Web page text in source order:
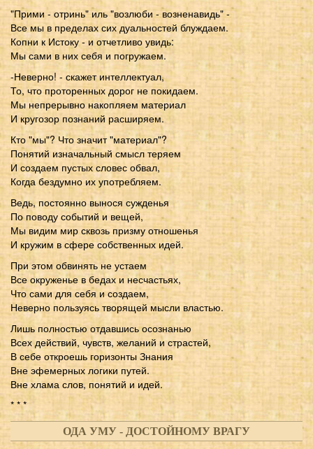
"Прими - отринь" иль "возлюби - возненавидь" -
Все мы в пределах сих дуальностей блуждаем.
Копни к Истоку - и отчетливо увидь:
Мы сами в них себя и погружаем.
-Неверно! - скажет интеллектуал,
То, что проторенных дорог не покидаем.
Мы непрерывно накопляем материал
И кругозор познаний расширяем.
Кто "мы"? Что значит "материал"?
Понятий изначальный смысл теряем
И создаем пустых словес обвал,
Когда бездумно их употребляем.
Ведь, постоянно вынося сужденья
По поводу событий и вещей,
Мы видим мир сквозь призму отношенья
И кружим в сфере собственных идей.
При этом обвинять не устаем
Все окруженье в бедах и несчастьях,
Что сами для себя и создаем,
Неверно пользуясь творящей мысли властью.
Лишь полностью отдавшись осознанью
Всех действий, чувств, желаний и страстей,
В себе откроешь горизонты Знания
Вне эфемерных логики путей.
Вне хлама слов, понятий и идей.
* * *
ОДА УМУ - ДОСТОЙНОМУ ВРАГУ